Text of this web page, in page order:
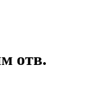
отв.